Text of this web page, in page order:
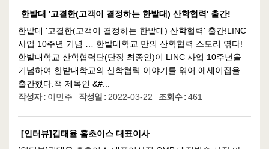
한밭대 '고결한(고객이 결정하는 한밭대) 산학협력' 출간!
한밭대 '고결한(고객이 결정하는 한밭대) 산학협력' 출간!LINC
사업 10주년 기념 … 한밭대학교 만의 산학협력 스토리 엮다!
한밭대학교 산학협력단(단장 최종인)이 LINC 사업 10주년을
기념하여 한밭대학교의 산학협력 이야기를 엮어 에세이집을
출간했다.책 제목인 &#...
작성자 : 이민주 작성일 : 2022-03-22 조회수 :461
[인터뷰]김태율 홈초이스 대표이사